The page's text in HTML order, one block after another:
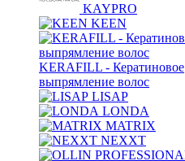
KAYPRO
KEEN
KERAFILL - Кератиновое
выпрямление волос
LISAP
LONDA
MATRIX
NEXXT